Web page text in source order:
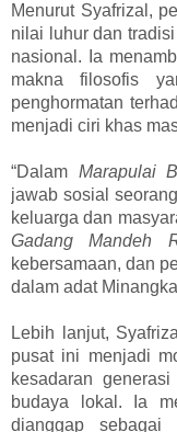
Menurut Syafrizal,
nilai luhur dan
nasional. Ia
makna filosofis
penghormatan
menjadi ciri khas
“Dalam Marapulai
jawab sosial
keluarga dan
Gadang Mandeh
kebersamaan, dan
dalam adat
Lebih lanjut,
pusat ini menjadi
kesadaran
budaya lokal. Ia
dianggap